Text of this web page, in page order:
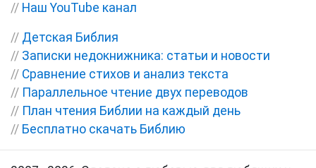
// Наш YouTube канал
// Детская Библия
// Записки недокнижника: статьи и новости
// Сравнение стихов и анализ текста
// Параллельное чтение двух переводов
// План чтения Библии на каждый день
// Бесплатно скачать Библию